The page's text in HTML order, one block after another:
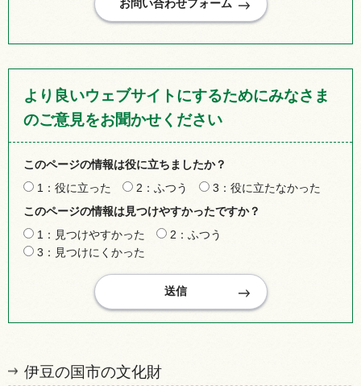
より良いウェブサイトにするためにみなさま
のご意見をお聞かせください
このページの情報は役に立ちましたか？
1：役に立った
2：ふつう
3：役に立たなかった
このページの情報は見つけやすかったですか？
1：見つけやすかった
2：ふつう
3：見つけにくかった
伊豆の国市の文化財